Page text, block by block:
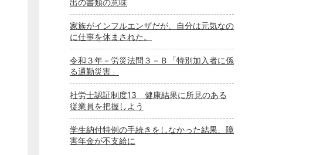
家族がインフルエンザだが、自分は元気なの
に仕事を休まされた。
令和３年－労災法問３－Ｂ「特別加入者に係
る通勤災害」
社労士認証制度13 健康結果に所見のある
従業員を把握しよう
学生納付特例の手続きをしなかった結果、障
害年金が不支給に